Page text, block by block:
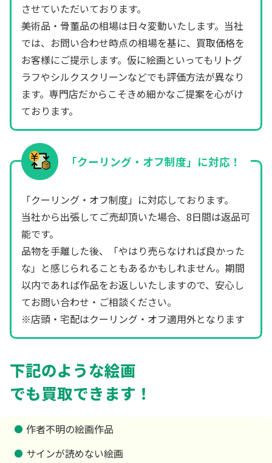
させていただいております。
美術品・骨董品の相場は日々変動いたします。当社
では、お問い合わせ時点の相場を基に、買取価格を
お客様にご提示します。仮に絵画といってもリトグ
ラフやシルクスクリーンなどでも評価方法が異なり
ます。専門店だからこそきめ細かなご提案を心がけ
ております。
「クーリング・オフ制度」に対応！
「クーリング・オフ制度」に対応しております。
当社から出張してご売却頂いた場合、8日間は返品可
能です。
品物を手離した後、「やはり売らなければ良かった
な」と感じられることもあるかもしれません。期間
以内であれば作品をお返しいたしますので、安心し
てお問い合わせ・ご相談ください。
※店頭・宅配はクーリング・オフ適用外となります
下記のような絵画
でも買取できます！
作者不明の絵画作品
サインが読めない絵画